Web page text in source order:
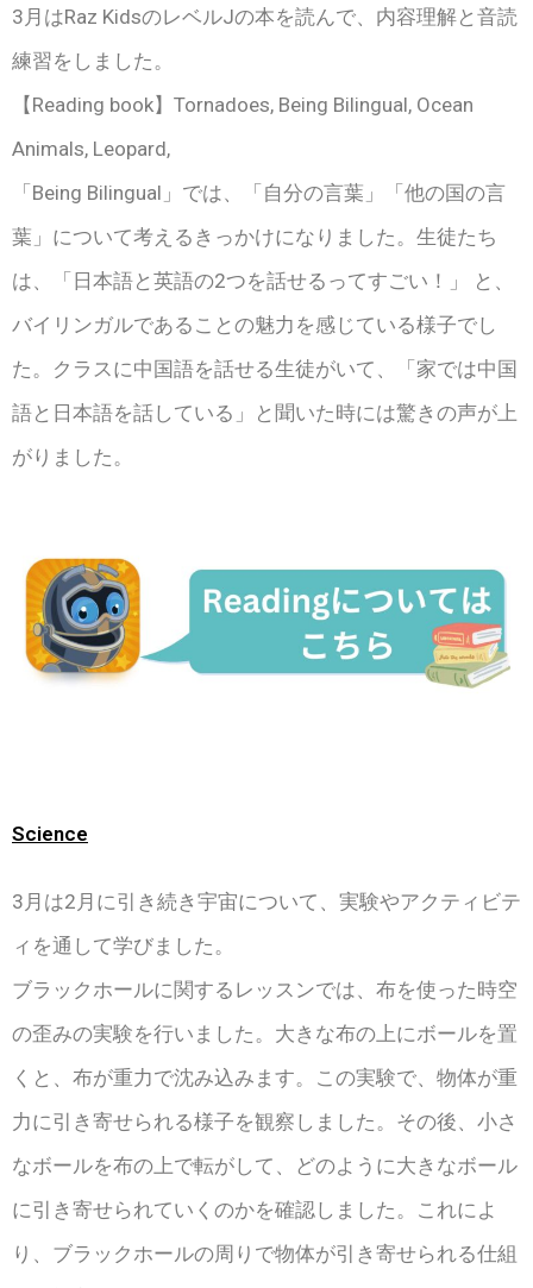
3月はRaz KidsのレベルJの本を読んで、内容理解と音読
練習をしました。
【Reading book】Tornadoes, Being Bilingual, Ocean
Animals, Leopard,
「Being Bilingual」では、「自分の言葉」「他の国の言
葉」について考えるきっかけになりました。生徒たち
は、「日本語と英語の2つを話せるってすごい！」 と、
バイリンガルであることの魅力を感じている様子でし
た。クラスに中国語を話せる生徒がいて、「家では中国
語と日本語を話している」と聞いた時には驚きの声が上
がりました。
Science
3月は2月に引き続き宇宙について、実験やアクティビテ
ィを通して学びました。
ブラックホールに関するレッスンでは、布を使った時空
の歪みの実験を行いました。大きな布の上にボールを置
くと、布が重力で沈み込みます。この実験で、物体が重
力に引き寄せられる様子を観察しました。その後、小さ
なボールを布の上で転がして、どのように大きなボール
に引き寄せられていくのかを確認しました。これによ
り、ブラックホールの周りで物体が引き寄せられる仕組